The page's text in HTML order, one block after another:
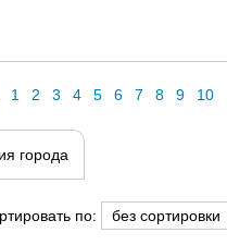
1 2 3 4 5 6 7 8 9 10
города
по: